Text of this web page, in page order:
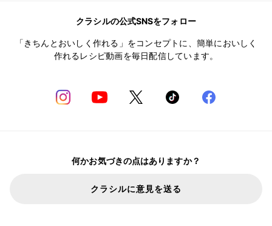
クラシルの公式SNSをフォロー
「きちんとおいしく作れる」をコンセプトに、簡単においしく
作れるレシピ動画を毎日配信しています。
何かお気づきの点はありますか？
クラシルに意見を送る